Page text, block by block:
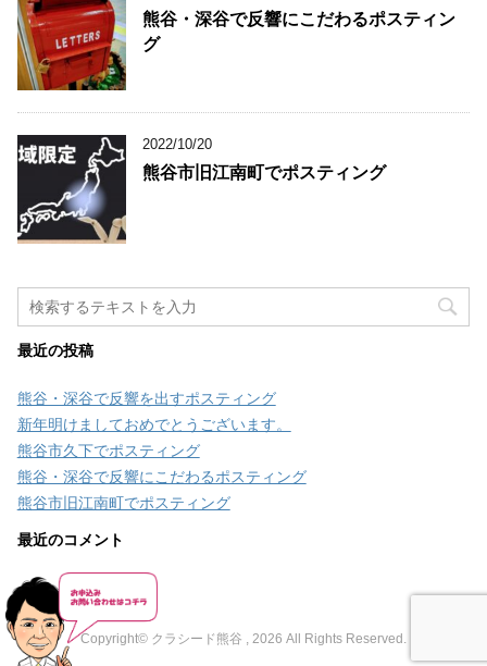
熊谷・深谷で反響にこだわるポスティン
グ
2022/10/20
熊谷市旧江南町でポスティング
最近の投稿
熊谷・深谷で反響を出すポスティング
新年明けましておめでとうございます。
熊谷市久下でポスティング
熊谷・深谷で反響にこだわるポスティング
熊谷市旧江南町でポスティング
最近のコメント
Copyright© クラシード熊谷 , 2026 All Rights Reserved.